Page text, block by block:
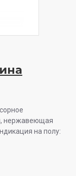
нержавеющая
на полу: